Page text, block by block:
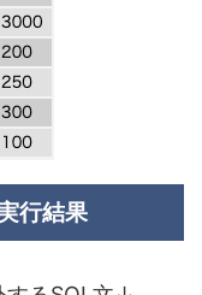
行結果